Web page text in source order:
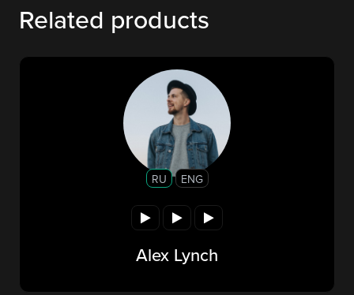
Related products
RU ENG
Alex Lynch